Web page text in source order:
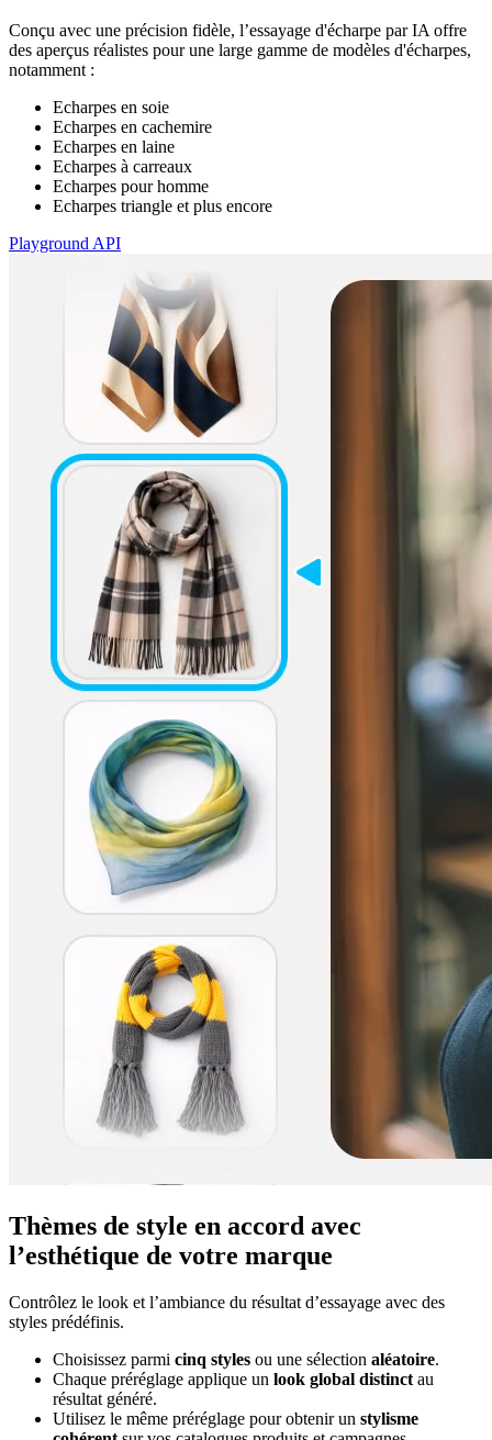
Conçu avec une précision fidèle, l’essayage d'écharpe par IA offre
des aperçus réalistes pour une large gamme de modèles d'écharpes,
notamment :
Echarpes en soie
Echarpes en cachemire
Echarpes en laine
Echarpes à carreaux
Echarpes pour homme
Echarpes triangle et plus encore
Playground API
Thèmes de style en accord avec
l’esthétique de votre marque
Contrôlez le look et l’ambiance du résultat d’essayage avec des
styles prédéfinis.
Choisissez parmi cinq styles ou une sélection aléatoire.
Chaque préréglage applique un look global distinct au
résultat généré.
Utilisez le même préréglage pour obtenir un stylisme